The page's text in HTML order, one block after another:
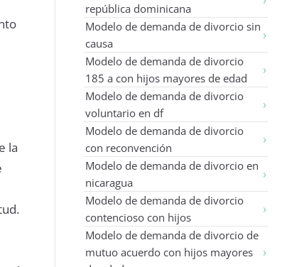
la
república dominicana
Modelo de demanda de divorcio sin
causa
Modelo de demanda de divorcio
185 a con hijos mayores de edad
Modelo de demanda de divorcio
voluntario en df
Modelo de demanda de divorcio
con reconvención
Modelo de demanda de divorcio en
nicaragua
Modelo de demanda de divorcio
contencioso con hijos
Modelo de demanda de divorcio de
mutuo acuerdo con hijos mayores